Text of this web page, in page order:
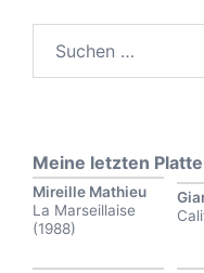
Meine letzten
Mireille Mathieu
La Marseillaise
(1988)